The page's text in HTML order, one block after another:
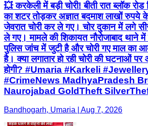
💥 करकेली में बड़ी चोरी! बीती रात ब्लॉक रोड
का शटर तोड़कर अज्ञात बदमाश लाखों रुपये
जेवरात चोरी कर ले गए। चोर दुकान में लगे
ले गए। मामले की शिकायत नौरोजाबाद थाने में
पुलिस जांच में जुटी है और चोरी गए माल का
है। क्या लगातार हो रही चोरी की घटनाओं पर
होगी? #Umaria #Karkeli
#CrimeNews MadhyaPradesh
Naurojabad GoldTheft
Bandhogarh, Umaria | Aug 7, 2026